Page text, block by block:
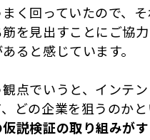
まく回っていたので、
を見出すことにご協
ると感じています。
点でいうと、インテ
どの企業を狙うのかと
説検証の取り組みが